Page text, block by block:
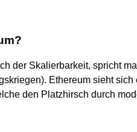
der Skalierbarkeit, spricht
Ethereum sieht sich
den Platzhirsch durch